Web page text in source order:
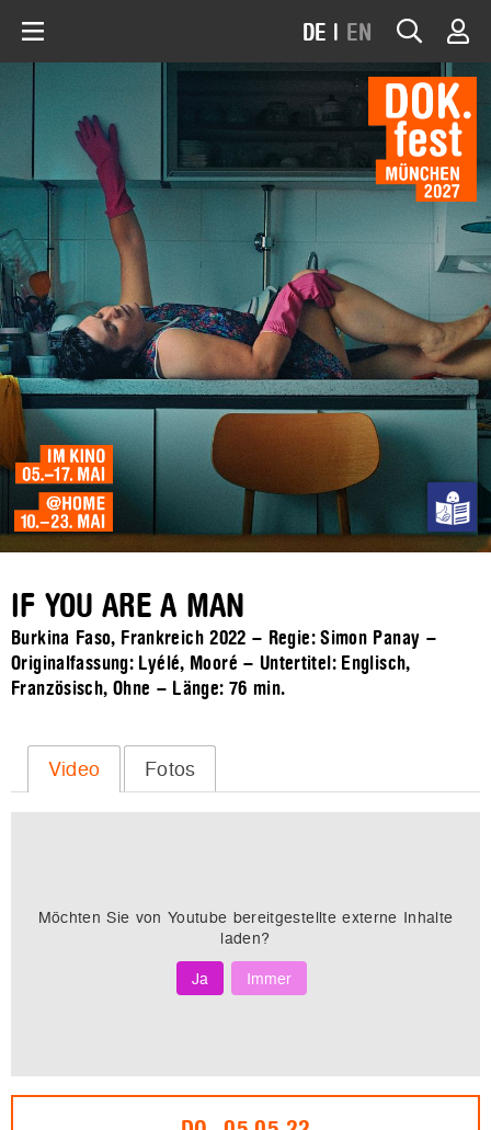
DE | EN
IF YOU ARE A MAN
Burkina Faso, Frankreich 2022 – Regie: Simon Panay –
Originalfassung: Lyélé, Mooré – Untertitel: Englisch,
Französisch, Ohne – Länge: 76 min.
Video Fotos
Möchten Sie von Youtube bereitgestellte externe Inhalte
laden?
Ja
Immer